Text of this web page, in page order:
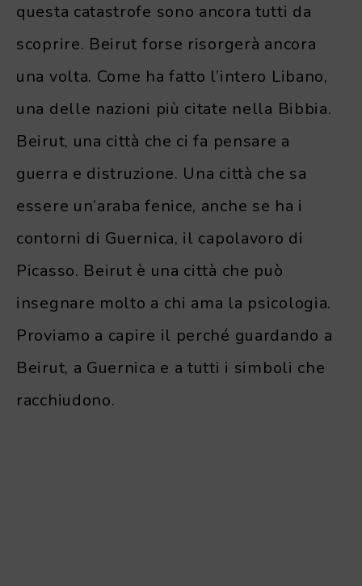
questa catastrofe sono ancora tutti da
scoprire. Beirut forse risorgerà ancora
una volta. Come ha fatto l’intero Libano,
una delle nazioni più citate nella Bibbia.
Beirut, una città che ci fa pensare a
guerra e distruzione. Una città che sa
essere un’araba fenice, anche se ha i
contorni di Guernica, il capolavoro di
Picasso. Beirut è una città che può
insegnare molto a chi ama la psicologia.
Proviamo a capire il perché guardando a
Beirut, a Guernica e a tutti i simboli che
racchiudono.